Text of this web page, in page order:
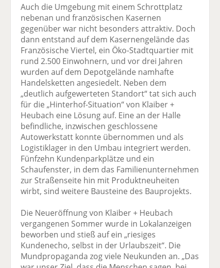
Auch die Umgebung mit einem Schrottplatz
nebenan und französischen Kasernen
gegenüber war nicht besonders attraktiv. Doch
dann entstand auf dem Kasernengelände das
Französische Viertel, ein Öko-Stadtquartier mit
rund 2.500 Einwohnern, und vor drei Jahren
wurden auf dem Depotgelände namhafte
Handelsketten angesiedelt. Neben dem
„deutlich aufgewerteten Standort“ tat sich auch
für die „Hinterhof-Situation“ von Klaiber +
Heubach eine Lösung auf. Eine an der Halle
befindliche, inzwischen geschlossene
Autowerkstatt konnte übernommen und als
Logistiklager in den Umbau integriert werden.
Fünfzehn Kundenparkplätze und ein
Schaufenster, in dem das Familienunternehmen
zur Straßenseite hin mit Produktneuheiten
wirbt, sind weitere Bausteine des Bauprojekts.
Die Neueröffnung von Klaiber + Heubach
vergangenen Sommer wurde in Lokalanzeigen
beworben und stieß auf ein „riesiges
Kundenecho, selbst in der Urlaubszeit“. Die
Mundpropaganda zog viele Neukunden an. „Das